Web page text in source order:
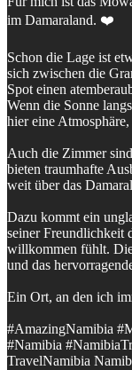
im Damaraland. ❤️
Schon die Lage ist
sich zwischen die
Spot einen
Wenn die Sonne
hier eine
Auch die Zimmer
bieten traumhafte
weit über das
Dazu kommt ein
seiner Freundlichkeit
willkommen fühlt.
und das
Ein Ort, an den ich
#AmazingNamibia
#Namibia
TravelNamibia